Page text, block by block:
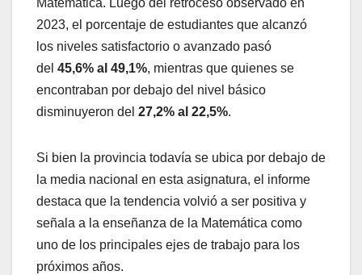
Matemática. Luego del retroceso observado en
2023, el porcentaje de estudiantes que alcanzó
los niveles satisfactorio o avanzado pasó
del 45,6% al 49,1%, mientras que quienes se
encontraban por debajo del nivel básico
disminuyeron del 27,2% al 22,5%.
Si bien la provincia todavía se ubica por debajo de
la media nacional en esta asignatura, el informe
destaca que la tendencia volvió a ser positiva y
señala a la enseñanza de la Matemática como
uno de los principales ejes de trabajo para los
próximos años.